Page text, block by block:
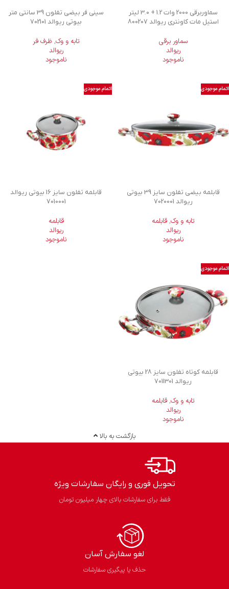
سماوربرقی 2000 وات 1.2 + 3.0 لیتر
استیل مات کاونتری ریوالد 800207
سماور برقی
ریوالد
ناموجود
سینی فر بیضی تفلون 39 سانتی متر
بیوتی ریوالد 702101
تابه و وک, ظرف فر
ریوالد
ناموجود
اتمام موجودی
قابلمه بیضی تفلون سایز 39 بیوتی
ریوالد 7020001
تابه و وک, قابلمه
ریوالد
ناموجود
اتمام موجودی
قابلمه تفلون سایز 16 بیوتی ریوالد
7010001
قابلمه
ریوالد
ناموجود
اتمام موجودی
قابلمه کوتاه تفلون سایز 28 بیوتی
ریوالد 7011301
تابه و وک, قابلمه
ریوالد
ناموجود
بازگشت به بالا
تحویل فوری و رایگان سفارشات ویژه
فقط برای سفارشات بالای چهار میلیون تومان
لغو سفارش آسان​
حذف یا پیگیری سفارشات